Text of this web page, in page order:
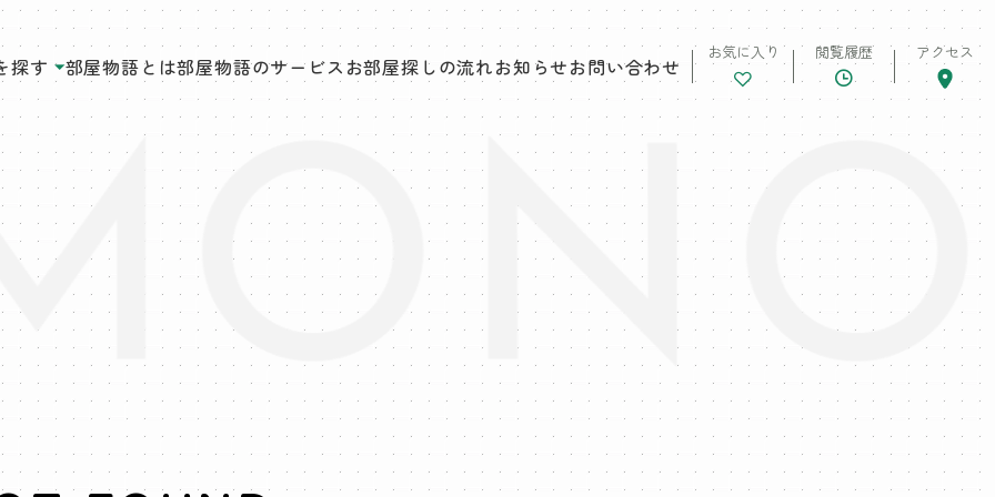
探す 部屋物語とは部屋物語のサービス お部屋探しの流れお知らせお問い合わせ
お気に入り 閲覧履歴 アクセス